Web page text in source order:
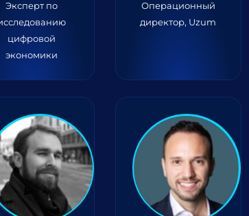
Эксперт по
цифровой
экономики
Операционный
директор, Uzum